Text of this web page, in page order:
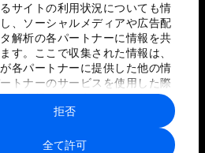
サイトの利用状況についても情
、ソーシャルメディアや広告配
解析の各パートナーに情報を共
す。ここで収集された情報は、
各パートナーに提供した他の情
トナーのサービスを使用した際
た情報と組み合わされ、各パー
って使用されることがありま
全て許可
拒否
ポリシーと利用規約